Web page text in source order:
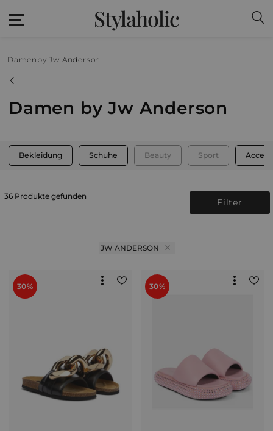
Stylaholic
Damen by Jw Anderson
Damen by Jw Anderson
Bekleidung Schuhe Beauty Sport
36 Produkte gefunden
Filter
JW ANDERSON
30% 30%